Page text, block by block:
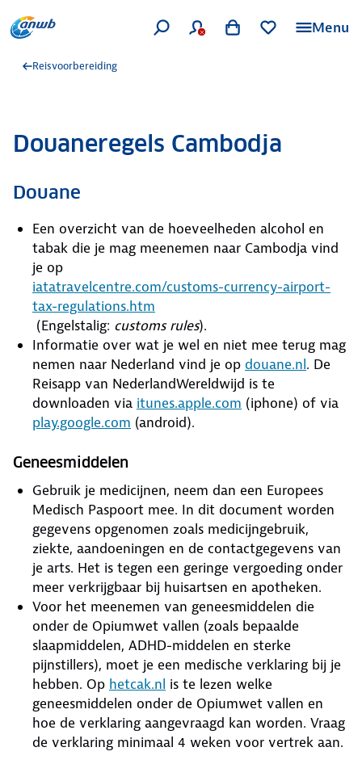
Menu
Reisvoorbereiding
Douaneregels Cambodja
Douane
Een overzicht van de hoeveelheden alcohol en
tabak die je mag meenemen naar Cambodja vind
je op
iatatravelcentre.com/customs-currency-airport-
tax-regulations.htm
(Engelstalig: customs rules).
Informatie over wat je wel en niet mee terug mag
nemen naar Nederland vind je op douane.nl. De
Reisapp van NederlandWereldwijd is te
downloaden via itunes.apple.com (iphone) of via
play.google.com (android).
Geneesmiddelen
Gebruik je medicijnen, neem dan een Europees
Medisch Paspoort mee. In dit document worden
gegevens opgenomen zoals medicijngebruik,
ziekte, aandoeningen en de contactgegevens van
je arts. Het is tegen een geringe vergoeding onder
meer verkrijgbaar bij huisartsen en apotheken.
Voor het meenemen van geneesmiddelen die
onder de Opiumwet vallen (zoals bepaalde
slaapmiddelen, ADHD-middelen en sterke
pijnstillers), moet je een medische verklaring bij je
hebben. Op hetcak.nl is te lezen welke
geneesmiddelen onder de Opiumwet vallen en
hoe de verklaring aangevraagd kan worden. Vraag
de verklaring minimaal 4 weken voor vertrek aan.